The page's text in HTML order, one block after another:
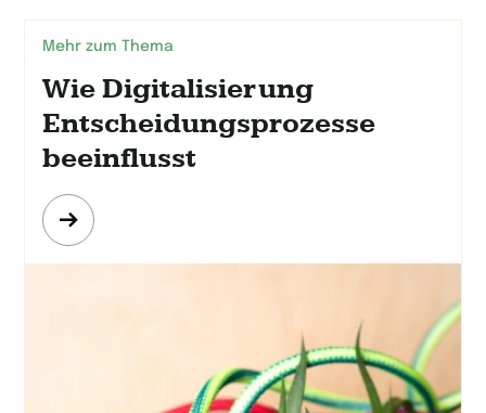
Mehr zum Thema
Wie Digitalisierung
Entscheidungsprozesse
beeinflusst
Mehr
erfahren